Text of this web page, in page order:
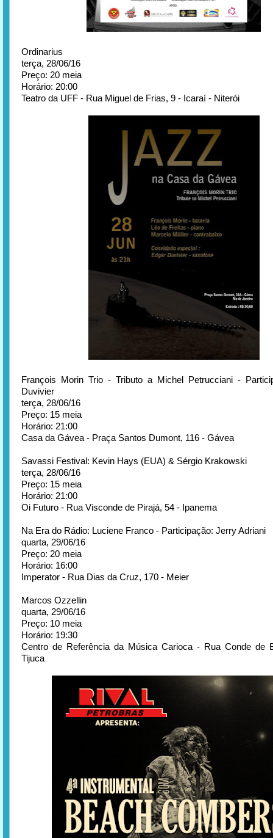
Ordinarius
terça, 28/06/16
Preço: 20 meia
Horário: 20:00
Teatro da UFF - Rua Miguel de Frias, 9 - Icaraí - Niterói
François Morin Trio - Tributo a Michel Petrucciani -
Duvivier
terça, 28/06/16
Preço: 15 meia
Horário: 21:00
Casa da Gávea - Praça Santos Dumont, 116 - Gávea
Savassi Festival: Kevin Hays (EUA) & Sérgio Krakowski
terça, 28/06/16
Preço: 15 meia
Horário: 21:00
Oi Futuro - Rua Visconde de Pirajá, 54 - Ipanema
Na Era do Rádio: Luciene Franco - Participação: Jerry Adriani
quarta, 29/06/16
Preço: 20 meia
Horário: 16:00
Imperator - Rua Dias da Cruz, 170 - Meier
Marcos Ozzellin
quarta, 29/06/16
Preço: 10 meia
Horário: 19:30
Centro de Referência da Música Carioca - Rua Conde de
Tijuca